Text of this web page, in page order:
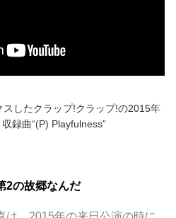
スしたクラップ!クラップ!の2015年
録曲“(P) Playfulness”
2の故郷なんだ